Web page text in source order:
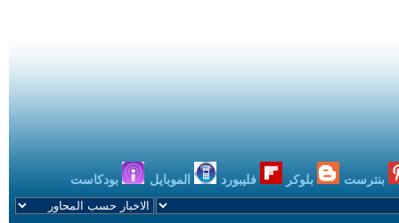
بنترست بلوكر فليبورد الموبايل بودكاست